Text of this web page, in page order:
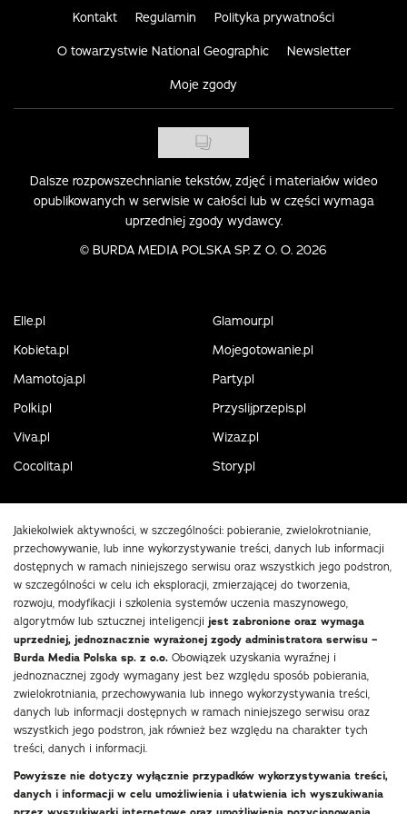
Kontakt Regulamin Polityka prywatności
O towarzystwie National Geographic Newsletter
Moje zgody
Dalsze rozpowszechnianie tekstów, zdjęć i materiałów wideo
opublikowanych w serwisie w całości lub w części wymaga
uprzedniej zgody wydawcy.
© BURDA MEDIA POLSKA SP. Z O. O. 2026
Elle.pl
Glamour.pl
Kobieta.pl
Mojegotowanie.pl
Mamotoja.pl
Party.pl
Polki.pl
Przyslijprzepis.pl
Viva.pl
Wizaz.pl
Cocolita.pl
Story.pl
Jakiekolwiek aktywności, w szczególności: pobieranie, zwielokrotnianie,
przechowywanie, lub inne wykorzystywanie treści, danych lub informacji
dostępnych w ramach niniejszego serwisu oraz wszystkich jego podstron,
w szczególności w celu ich eksploracji, zmierzającej do tworzenia,
rozwoju, modyfikacji i szkolenia systemów uczenia maszynowego,
algorytmów lub sztucznej inteligencji jest zabronione oraz wymaga
uprzedniej, jednoznacznie wyrażonej zgody administratora serwisu –
Burda Media Polska sp. z o.o. Obowiązek uzyskania wyraźnej i
jednoznacznej zgody wymagany jest bez względu sposób pobierania,
zwielokrotniania, przechowywania lub innego wykorzystywania treści,
danych lub informacji dostępnych w ramach niniejszego serwisu oraz
wszystkich jego podstron, jak również bez względu na charakter tych
treści, danych i informacji.
Powyższe nie dotyczy wyłącznie przypadków wykorzystywania treści,
danych i informacji w celu umożliwienia i ułatwienia ich wyszukiwania